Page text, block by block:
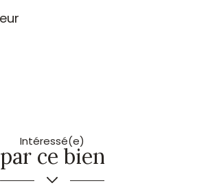
Intéressé(e)
par ce bien